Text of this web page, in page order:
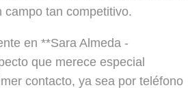
campo tan competitivo.
en **Sara Almeda -
que merece especial
contacto, ya sea por teléfono